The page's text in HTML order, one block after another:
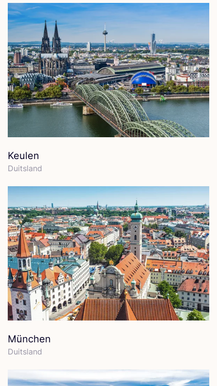
Keulen
Duits­land
München
Duits­land